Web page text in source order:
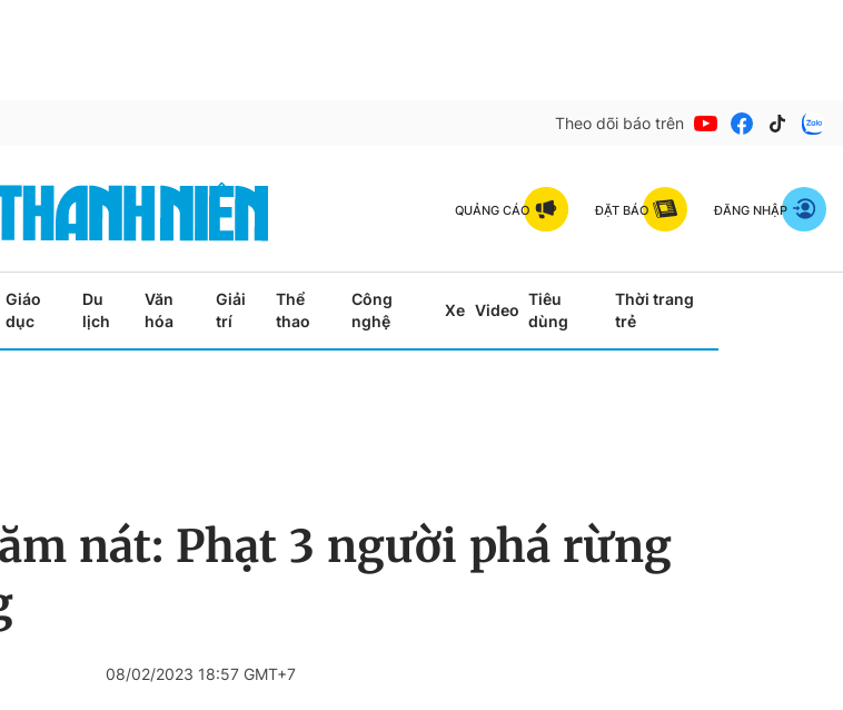
Theo dõi báo trên
QUẢNG CÁO ĐẶT BÁO ĐĂNG NHẬP
Giáo
dục
Du
lịch
Văn
hóa
Giải
trí
Thể
thao
Công
nghệ
Xe Video
Tiêu
dùng
Thời trang
trẻ
nát: Phạt 3 người phá rừng
08/02/2023 18:57 GMT+7